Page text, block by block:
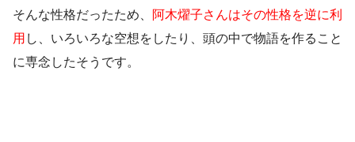
そんな性格だったため、
阿木燿子さんはその性格を逆に利
用 し、いろいろな空想をしたり、頭の中で物語を作ること
に専念したそうです。